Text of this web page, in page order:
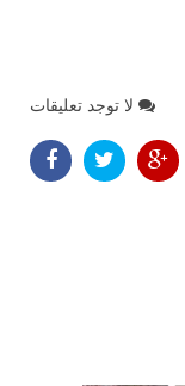
لا توجد تعليقات